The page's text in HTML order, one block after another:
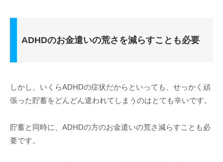
ADHDのお金遣いの荒さを減らすことも必要
しかし、いくらADHDの症状だからといっても、せっかく頑
張った貯蓄をどんどん遣われてしまうのはとても辛いです。
貯蓄と同時に、ADHDの方のお金遣いの荒さ減らすことも必
要です。